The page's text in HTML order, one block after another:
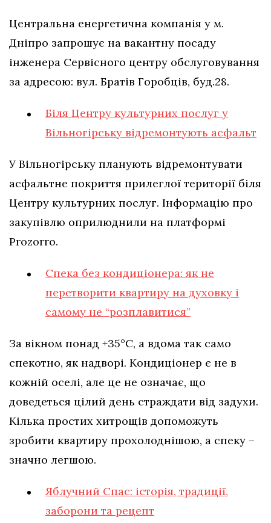
Центральна енергетична компанія у м.
Дніпро запрошує на вакантну посаду
інженера Сервісного центру обслуговування
за адресою: вул. Братів Горобців, буд.28.
Біля Центру культурних послуг у
Вільногірську відремонтують асфальт
У Вільногірську планують відремонтувати
асфальтне покриття прилеглої території біля
Центру культурних послуг. Інформацію про
закупівлю оприлюднили на платформі
Prozorro.
Спека без кондиціонера: як не
перетворити квартиру на духовку і
самому не “розплавитися”
За вікном понад +35°C, а вдома так само
спекотно, як надворі. Кондиціонер є не в
кожній оселі, але це не означає, що
доведеться цілий день страждати від задухи.
Кілька простих хитрощів допоможуть
зробити квартиру прохолоднішою, а спеку –
значно легшою.
Яблучний Спас: історія, традиції,
заборони та рецепт